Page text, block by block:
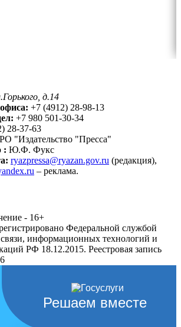
д.14
+7 (4912) 28-98-13
+7 980 501-30-34
28-37-63
"Издательство "Пресса"
: Ю.Ф. Фукс
ryazpressa@ryazan.gov.ru (редакция),
– реклама.
- 16+
Федеральной службой
информационных технологий и
РФ 18.12.2015. Реестровая запись
Решаем вместе